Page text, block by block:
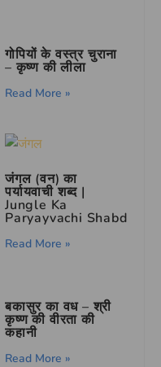
गोपियों के वस्त्र चुराना
– कृष्ण की लीला
Read More »
जंगल (वन) का
पर्यायवाची शब्द |
Jungle Ka
Paryayvachi Shabd
Read More »
बकासुर का वध – श्री
कृष्ण की वीरता की
कहानी
Read More »